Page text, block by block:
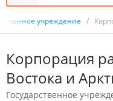
учреждение /
Корпорация
Востока и
Государственное